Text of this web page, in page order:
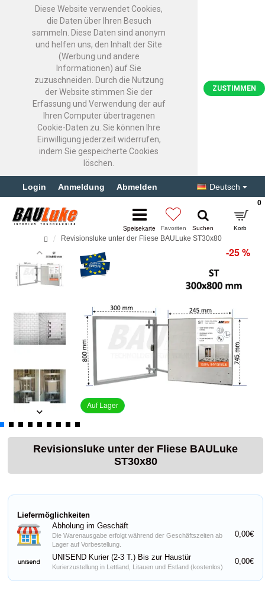
Diese Website verwendet Cookies,
die Daten über Ihren Besuch
sammeln. Diese Daten sind anonym
und helfen uns, den Inhalt der Site
(Werbung und andere
Informationen) auf Sie
zuzuschneiden. Durch die Nutzung
der Website stimmen Sie der
Erfassung und Verwendung der auf
Ihren Computer übertragenen
Cookie-Daten zu. Sie können Ihre
Einwilligung jederzeit widerrufen,
indem Sie gespeicherte Cookies
löschen.
ZUSTIMMEN
Login Anmeldung Abmelden Deutsch
0
Revisionsluke unter der Fliese BAULuke ST30x80
Auf Lager
-25 %
Revisionsluke unter der Fliese BAULuke
ST30x80
Liefermöglichkeiten
Abholung im Geschäft
Die Warenausgabe erfolgt während der Geschäftszeiten ab
Lager auf Vorbestellung.
0,00€
UNISEND Kurier (2-3 T.) Bis zur Haustür
Kurierzustellung in Lettland, Litauen und Estland (kostenlos)
0,00€